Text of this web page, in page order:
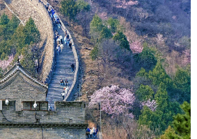
在线访谈 图说互动
十六区概览 人文北京
图说北京 视频北京